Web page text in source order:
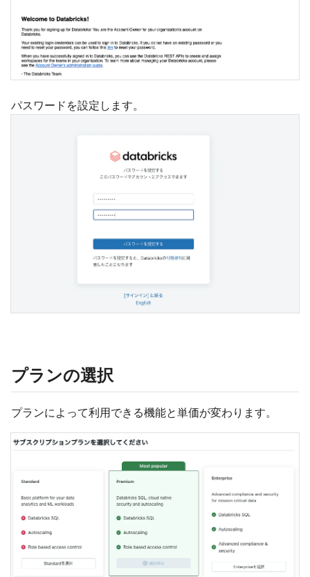
パスワードを設定します。
プランの選択
プランによって利用できる機能と単価が変わります。